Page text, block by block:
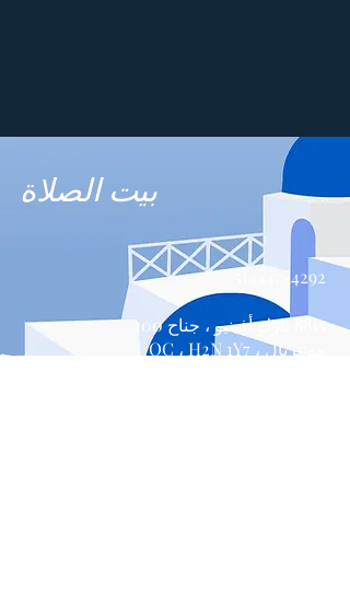
بيت الصلاة
514447-4292
8815 بارك أفينيو ، جناح 100
مونتريال ، QC ، H2N 1Y7